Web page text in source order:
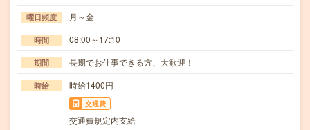
曜日頻度 月～金
時間 08:00～17:10
期間 長期でお仕事できる方、大歓迎！
時給 時給1400円
交通費
交通費規定内支給